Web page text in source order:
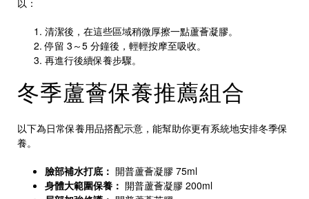
清潔後，在這些區域稍微厚擦一點蘆薈凝膠。
停留 3～5 分鐘後，輕輕按摩至吸收。
再進行後續保養步驟。
冬季蘆薈保養推薦組合
以下為日常保養用品搭配示意，能幫助你更有系統地安排冬季保
養。
臉部補水打底： 開普蘆薈凝膠 75ml
身體大範圍保養： 開普蘆薈凝膠 200ml